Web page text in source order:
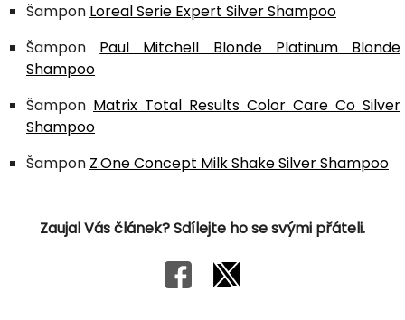
Šampon Loreal Serie Expert Silver Shampoo
Šampon Paul Mitchell Blonde Platinum Blonde
Shampoo
Šampon Matrix Total Results Color Care Co Silver
Shampoo
Šampon Z.One Concept Milk Shake Silver Shampoo
Zaujal Vás článek? Sdílejte ho se svými přáteli.